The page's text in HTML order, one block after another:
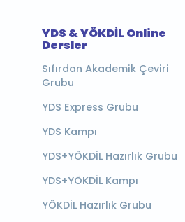
YDS & YÖKDİL Online
Dersler
Sıfırdan Akademik Çeviri
Grubu
YDS Express Grubu
YDS Kampı
YDS+YÖKDİL Hazırlık Grubu
YDS+YÖKDİL Kampı
YÖKDİL Hazırlık Grubu